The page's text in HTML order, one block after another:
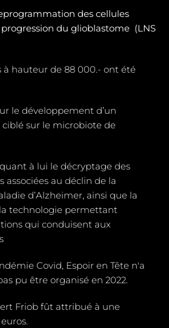
des cellules
du glioblastome (LNS
à hauteur de 88 000.- ont été
le développement d’un
sur le microbiote de
à lui le décryptage des
associées au déclin de la
d’Alzheimer, ainsi que la
technologie permettant
qui conduisent aux
Covid, Espoir en Tête n'a
pu être organisé en 2022.
Friob fût attribué à une